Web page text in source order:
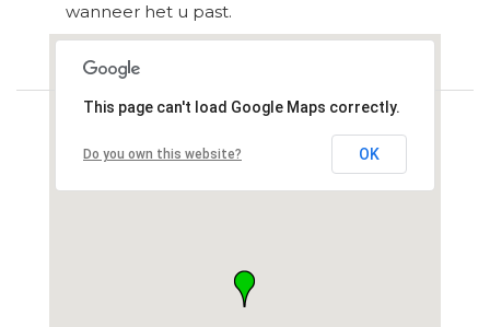
wanneer het u past.
Loading...
This page can't load Google Maps correctly.
Do you own this website? OK